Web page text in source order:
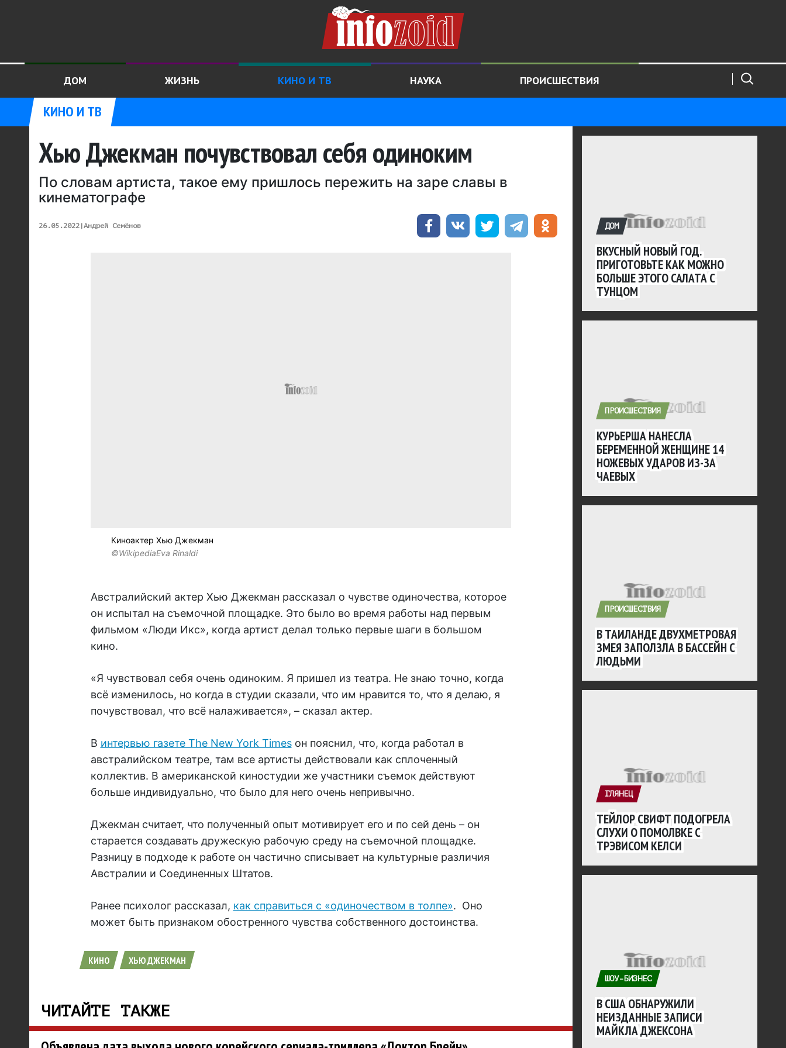
ДОМ ЖИЗНЬ КИНО И ТВ НАУКА ПРОИСШЕСТВИЯ
КИНО И ТВ
Хью Джекман почувствовал себя одиноким
По словам артиста, такое ему пришлось пережить на заре славы в
кинематографе
26.05.2022|Андрей Семёнов
Киноактер Хью Джекман
©WikipediaEva Rinaldi
Австралийский актер Хью Джекман рассказал о чувстве одиночества, которое
он испытал на съемочной площадке. Это было во время работы над первым
фильмом «Люди Икс», когда артист делал только первые шаги в большом
кино.
«Я чувствовал себя очень одиноким. Я пришел из театра. Не знаю точно, когда
всё изменилось, но когда в студии сказали, что им нравится то, что я делаю, я
почувствовал, что всё налаживается», – сказал актер.
В интервью газете The New York Timesон пояснил, что, когда работал в
австралийском театре, там все артисты действовали как сплоченный
коллектив. В американской киностудии же участники съемок действуют
больше индивидуально, что было для него очень непривычно.
Джекман считает, что полученный опыт мотивирует его и по сей день – он
старается создавать дружескую рабочую среду на съемочной площадке.
Разницу в подходе к работе он частично списывает на культурные различия
Австралии и Соединенных Штатов.
Ранее психолог рассказал, как справиться с «одиночеством в толпе». Оно
может быть признаком обостренного чувства собственного достоинства.
КИНО ХЬЮ ДЖЕКМАН
ЧИТАЙТЕ ТАКЖЕ
ДОМ
ВКУСНЫЙ НОВЫЙ ГОД.
ПРИГОТОВЬТЕ КАК МОЖНО
БОЛЬШЕ ЭТОГО САЛАТА С
ТУНЦОМ
ПРОИСШЕСТВИЯ
КУРЬЕРША НАНЕСЛА
БЕРЕМЕННОЙ ЖЕНЩИНЕ 14
НОЖЕВЫХ УДАРОВ ИЗ-ЗА
ЧАЕВЫХ
ПРОИСШЕСТВИЯ
В ТАИЛАНДЕ ДВУХМЕТРОВАЯ
ЗМЕЯ ЗАПОЛЗЛА В БАССЕЙН С
ЛЮДЬМИ
ГЛЯНЕЦ
ТЕЙЛОР СВИФТ ПОДОГРЕЛА
СЛУХИ О ПОМОЛВКЕ С
ТРЭВИСОМ КЕЛСИ
ШОУ-БИЗНЕС
В США ОБНАРУЖИЛИ
НЕИЗДАННЫЕ ЗАПИСИ
МАЙКЛА ДЖЕКСОНА